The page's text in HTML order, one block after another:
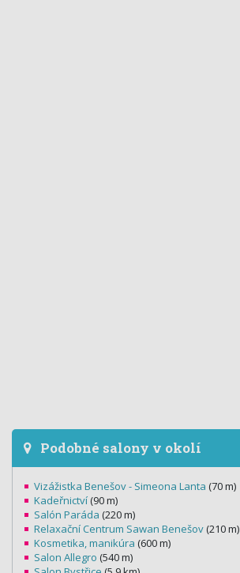
Podobné salony v okolí
Vizážistka Benešov - Simeona Lanta (70 m)
Kadeřnictví (90 m)
Salón Paráda (220 m)
Relaxační Centrum Sawan Benešov (210 m)
Kosmetika, manikúra (600 m)
Salon Allegro (540 m)